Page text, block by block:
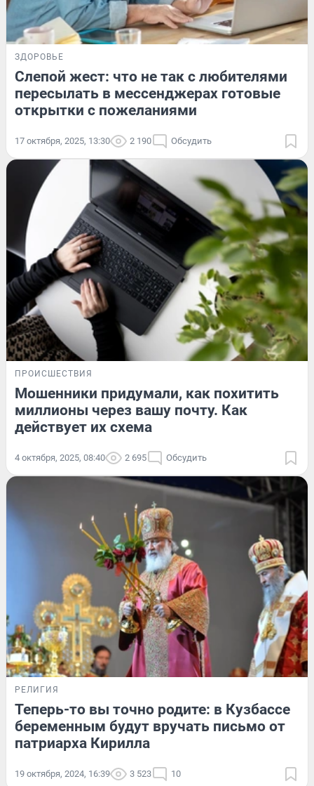
ЗДОРОВЬЕ
Слепой жест: что не так с любителями
пересылать в мессенджерах готовые
открытки с пожеланиями
17 октября, 2025, 13:30 2 190 Обсудить
ПРОИСШЕСТВИЯ
Мошенники придумали, как похитить
миллионы через вашу почту. Как
действует их схема
4 октября, 2025, 08:40 2 695 Обсудить
РЕЛИГИЯ
Теперь-то вы точно родите: в Кузбассе
беременным будут вручать письмо от
патриарха Кирилла
19 октября, 2024, 16:39 3 523 10